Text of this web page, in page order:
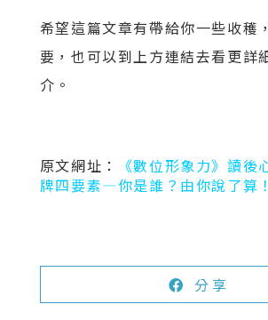
希望這篇文章有帶給你一些收穫
要，也可以到上方連結去看更詳
介。
原文網址：
《數位形象力》讀後
牌四要素—你是誰？由你說了算！
分享